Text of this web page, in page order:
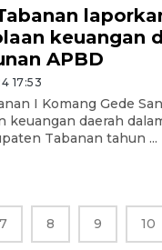
keuangan
APBD
17:53
I Komang Gede
keuangan daerah
Tabanan tahun ...
7 8 9 10